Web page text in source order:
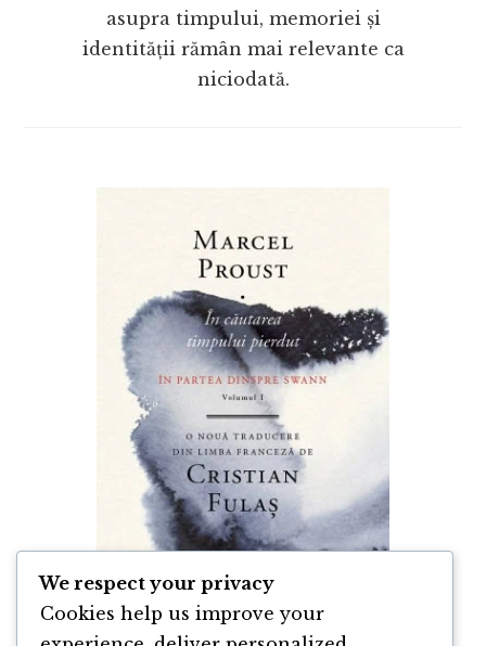
asupra timpului, memoriei și
identității rămân mai relevante ca
niciodată.
We respect your privacy
Cookies help us improve your